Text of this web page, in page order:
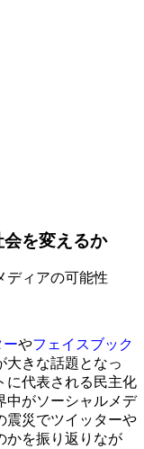
を変えるか
ディアの可能性
ーやフェイスブック
大きな話題となっ
に代表される民主化
中がソーシャルメデ
震災でツイッターや
かを振り返りなが